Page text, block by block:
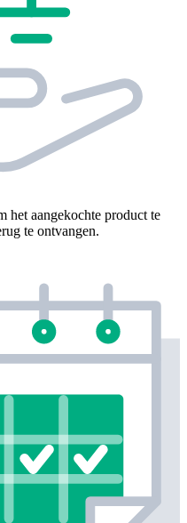
het aangekochte product te
te ontvangen.